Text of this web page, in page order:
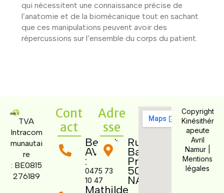
qui nécessitent une connaissance précise de
l’anatomie et de la biomécanique tout en sachant
que ces manipulations peuvent avoir des
répercussions sur l’ensemble du corps du patient.
TVA
Intracom
munautai
re
: BE0815
276189
Cont
act
Benoît
AVRIL
:
0475 73
10 47
Mathilde
Adre
sse
Rue des
Bas
Prés 7,
5000
NAMUR
Copyright
Kinésithér
apeute
Avril
Namur |
Mentions
légales